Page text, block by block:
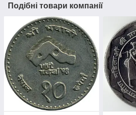
Подібні товари компанії